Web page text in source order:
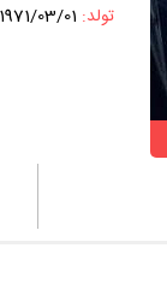
تولد: